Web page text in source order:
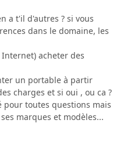
a t'il d'autres ? si vous
dans le domaine, les
acheter des
un portable à partir
charges et si oui , ou ca ?
pour toutes questions mais
marques et modèles...